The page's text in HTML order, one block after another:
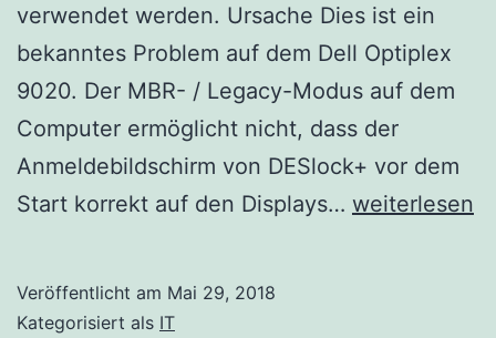
verwendet werden. Ursache Dies ist ein
bekanntes Problem auf dem Dell Optiplex
9020. Der MBR- / Legacy-Modus auf dem
Computer ermöglicht nicht, dass der
Anmeldebildschirm von DESlock+ vor dem
Start korrekt auf den Displays… Der
weiterlesen
Veröffentlicht am Mai 29, 2018
Kategorisiert als IT